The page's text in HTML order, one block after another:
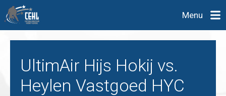
Menu
UltimAir Hijs Hokij vs.
Heylen Vastgoed HYC